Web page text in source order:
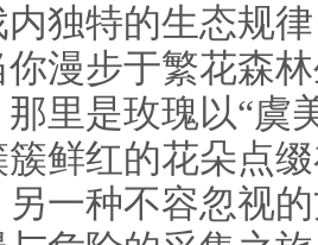
独特的生态规
漫步于繁花森
里是玫瑰以“虞
鲜红的花朵点
一种不容忽视